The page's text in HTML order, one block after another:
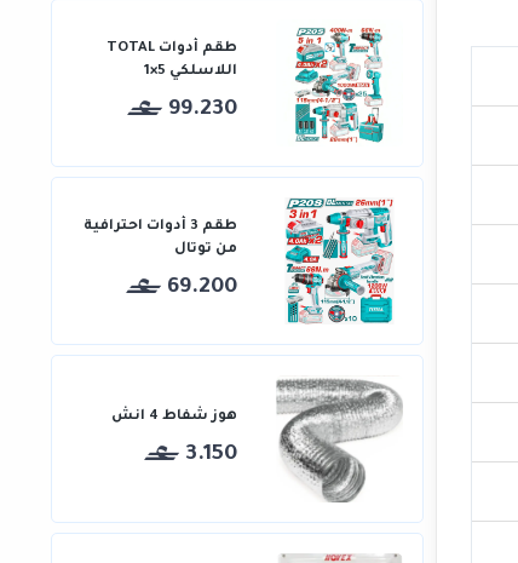
طقم أدوات TOTAL
اللاسلكي 5×1
99.230
طقم 3 أدوات احترافية
من توتال
69.200
هوز شفاط 4 انش
3.150